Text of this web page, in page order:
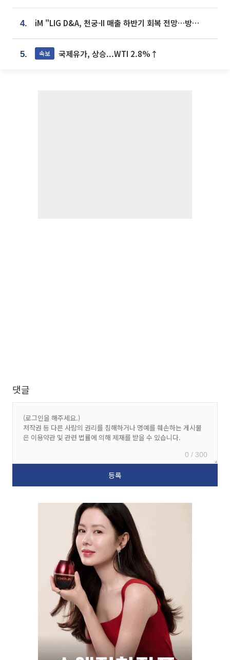
4. iM "LIG D&A, 천궁-II 매출 하반기 회복 전망…방산 톱픽 유지"
5. 속보 국제유가, 상승...WTI 2.8%↑
댓글
0 / 300